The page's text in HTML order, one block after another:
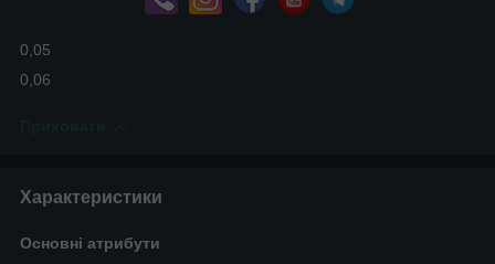
0,05
0,06
Характеристики
Основні атрибути